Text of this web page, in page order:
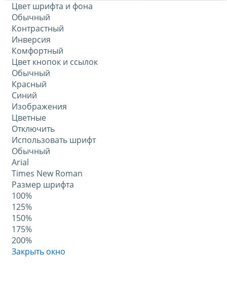
Цвет шрифта и фона
Обычный
Контрастный
Инверсия
Комфортный
Цвет кнопок и ссылок
Обычный
Красный
Синий
Изображения
Цветные
Отключить
Использовать шрифт
Обычный
Arial
Times New Roman
Размер шрифта
100%
125%
150%
175%
200%
Закрыть окно